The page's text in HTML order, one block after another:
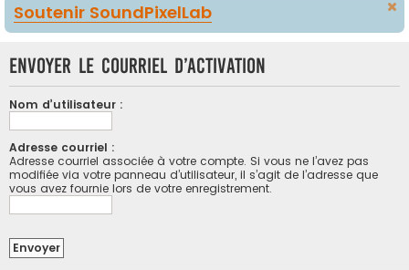
r
Soutenir SoundPixelLab
Envoyer le courriel d’activation
Nom d’utilisateur :
Adresse courriel :
Adresse courriel associée à votre compte. Si vous ne l’avez pas
modifiée via votre panneau d’utilisateur, il s’agit de l’adresse que
vous avez fournie lors de votre enregistrement.